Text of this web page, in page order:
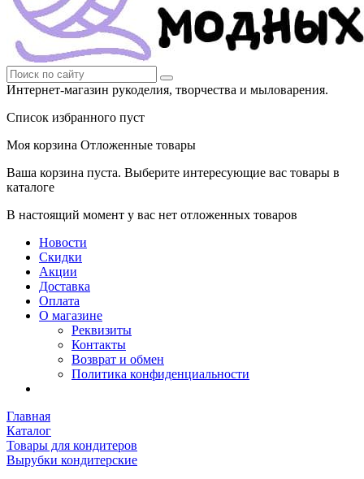
Интернет-магазин рукоделия, творчества и мыловарения.
Список избранного пуст
Моя корзина Отложенные товары
Ваша корзина пуста. Выберите интересующие вас товары в
каталоге
В настоящий момент у вас нет отложенных товаров
Новости
Скидки
Акции
Доставка
Оплата
О магазине
Реквизиты
Контакты
Возврат и обмен
Политика конфиденциальности
Главная
Каталог
Товары для кондитеров
Вырубки кондитерские